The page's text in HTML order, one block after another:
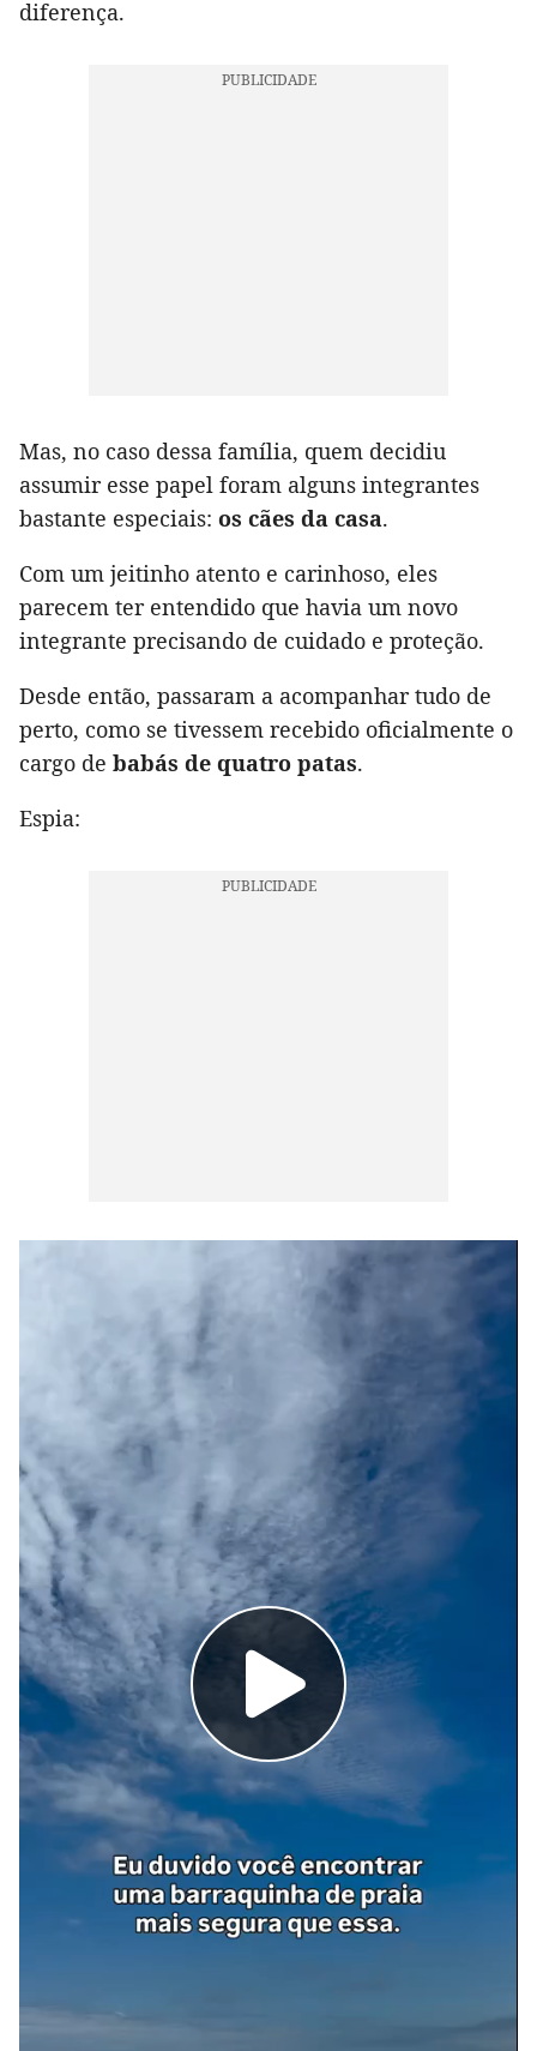
diferença.
Mas, no caso dessa família, quem decidiu
assumir esse papel foram alguns integrantes
bastante especiais: os cães da casa.
Com um jeitinho atento e carinhoso, eles
parecem ter entendido que havia um novo
integrante precisando de cuidado e proteção.
Desde então, passaram a acompanhar tudo de
perto, como se tivessem recebido oficialmente o
cargo de babás de quatro patas.
Espia: